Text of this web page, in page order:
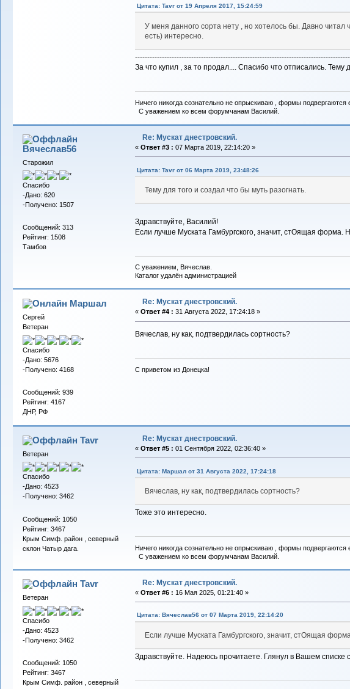
Цитата: Tavr от 19 Апреля 2017, 15:24:59
У меня данного сорта нету , но хотелось бы. Давно читал
есть) интересно.
За что купил , за то продал.... Спасибо что отписались. Тему
Ничего никогда сознательно не опрыскиваю , формы подвергаются
С уважением ко всем форумчанам Василий.
Вячеслав56
Старожил
Спасибо
-Дано: 620
-Получено: 1507
Сообщений: 313
Рейтинг: 1508
Тамбов
Re: Мускат днестровский.
« Ответ #3 : 07 Марта 2019, 22:14:20 »
Цитата: Tavr от 06 Марта 2019, 23:48:26
Тему для того и создал что бы муть разогнать.
Здравствуйте, Василий!
Если лучше Муската Гамбургского, значит, стОящая
С уважением, Вячеслав.
Каталог удалён администрацией
Маршал
Сергей
Ветеран
Спасибо
-Дано: 5676
-Получено: 4168
Сообщений: 939
Рейтинг: 4167
ДНР, РФ
Re: Мускат днестровский.
« Ответ #4 : 31 Августа 2022, 17:24:18 »
Вячеслав, ну как, подтвердилась сортность?
С приветом из Донецка!
Tavr
Ветеран
Спасибо
-Дано: 4523
-Получено: 3462
Сообщений: 1050
Рейтинг: 3467
Крым Симф. район , северный
склон Чатыр дага.
Re: Мускат днестровский.
« Ответ #5 : 01 Сентября 2022, 02:36:40 »
Цитата: Маршал от 31 Августа 2022, 17:24:18
Вячеслав, ну как, подтвердилась сортность?
Тоже это интересно.
Ничего никогда сознательно не опрыскиваю , формы подвергаются
С уважением ко всем форумчанам Василий.
Tavr
Ветеран
Спасибо
-Дано: 4523
-Получено: 3462
Сообщений: 1050
Рейтинг: 3467
Крым Симф. район , северный
Re: Мускат днестровский.
« Ответ #6 : 16 Мая 2025, 01:21:40 »
Цитата: Вячеслав56 от 07 Марта 2019, 22:14:20
Если лучше Муската Гамбургского, значит, стОящая
Здравствуйте. Надеюсь прочитаете. Глянул в Вашем списке